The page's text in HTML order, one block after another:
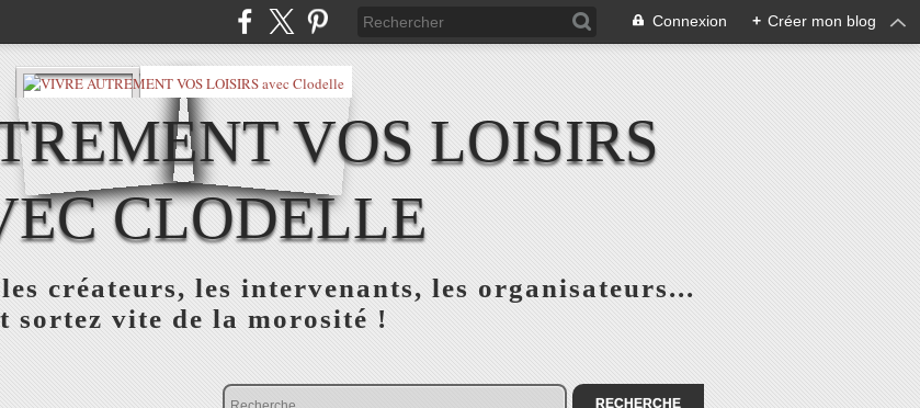
Connexion + Créer mon blog
VOS LOISIRS
CLODELLE
créateurs, les intervenants, les organisateurs...
sortez vite de la morosité !